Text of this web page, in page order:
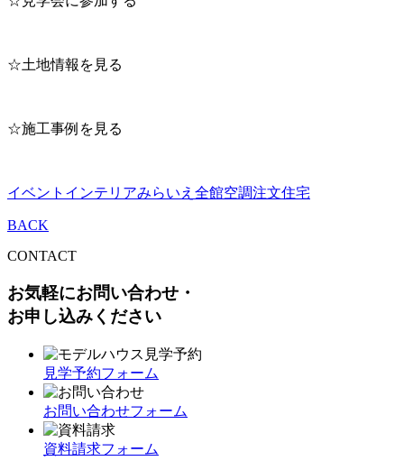
☆土地情報を見る
☆施工事例を見る
イベント インテリアみらいえ 全館空調注文住宅
BACK
CONTACT
お気軽にお問い合わせ・
お申し込みください
見学予約フォーム
お問い合わせフォーム
資料請求フォーム